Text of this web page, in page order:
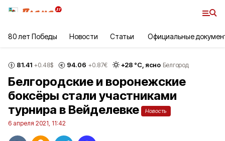
80 лет Победы Новости Статьи Официальные
81.41 +0.48$ 94.06 +0.87€ +28 °С, ясно Белгород
Белгородские и воронежские
боксёры стали участниками
турнира в Вейделевке
Новость
6 апреля 2021, 11:42